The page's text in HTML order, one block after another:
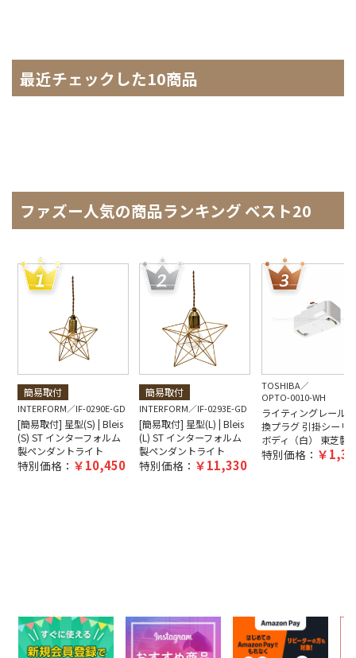
最近チェックした10商品
ファズー人気の商品ランキング ベスト20
簡易取付
INTERFORM IF-0290E-GD
[簡易取付] 星型(S) | Bleis
(S) ST インターフォルム
製ペンダントライト
特別価格： 10,450
簡易取付
INTERFORM IF-0293E-GD
[簡易取付] 星型(L) | Bleis
(L) ST インターフォルム
製ペンダントライト
特別価格： 11,330
TOSHIBA
OPTO-0010-WH
ライティングレール
換プラグ 引掛シーリ
ボディ（白） 東芝製
特別価格：